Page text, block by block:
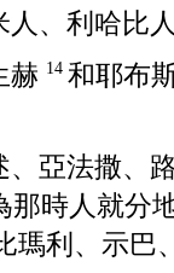
人、 利哈比
赫 14 和耶布
、 亞法撒、
那時人就分
瑪利 、 示巴